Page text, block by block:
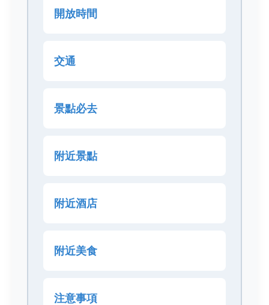
開放時間
交通
景點必去
附近景點
附近酒店
附近美食
注意事項